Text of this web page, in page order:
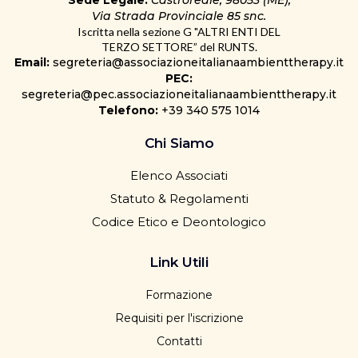
l'ottenimento della certificazione
Sul primo progetto/cliente è
previsto un affiancamento
La persona che sei ora ti ha portato dove sei adesso, per
arrivare dove vuoi essere domani devi lavorare prima di
tutto su te stesso, diventare non solo la persona che merita
Via Strada Provinciale 85 snc.
Iscritta nella sezione G "ALTRI ENTI DEL
TERZO SETTORE” del RUNTS.
Email: segreteria@associazioneitalianaambienttherapy.it
PEC:
segreteria@pec.associazioneitalianaambienttherapy.it
Telefono: +39 340 575 1014
Chi Siamo
Elenco Associati
Statuto & Regolamenti
Codice Etico e Deontologico
Link Utili
Formazione
Requisiti per l'iscrizione
Contatti